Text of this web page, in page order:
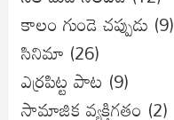
కాలం గుండె చప్పుడు (9)
సినిమా (26)
ఎర్రపిట్ట పాట (9)
సామాజిక వ్యక్తిగతం (2)